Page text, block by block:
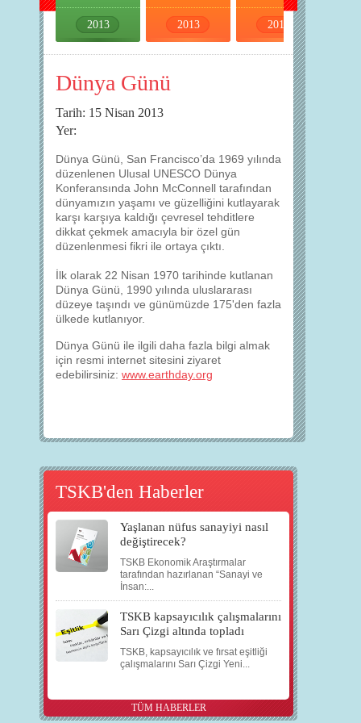
2013 2013 2013
Dünya Günü
Tarih: 15 Nisan 2013
Yer:
Dünya Günü, San Francisco’da 1969 yılında
düzenlenen Ulusal UNESCO Dünya
Konferansında John McConnell tarafından
dünyamızın yaşamı ve güzelliğini kutlayarak
karşı karşıya kaldığı çevresel tehditlere
dikkat çekmek amacıyla bir özel gün
düzenlenmesi fikri ile ortaya çıktı.
İlk olarak 22 Nisan 1970 tarihinde kutlanan
Dünya Günü, 1990 yılında uluslararası
düzeye taşındı ve günümüzde 175'den fazla
ülkede kutlanıyor.
Dünya Günü ile ilgili daha fazla bilgi almak
için resmi internet sitesini ziyaret
edebilirsiniz: www.earthday.org
TSKB'den Haberler
Yaşlanan nüfus sanayiyi nasıl
değiştirecek?
TSKB Ekonomik Araştırmalar
tarafından hazırlanan “Sanayi ve
İnsan:...
TSKB kapsayıcılık çalışmalarını
Sarı Çizgi altında topladı
TSKB, kapsayıcılık ve fırsat eşitliği
çalışmalarını Sarı Çizgi Yeni...
TÜM HABERLER